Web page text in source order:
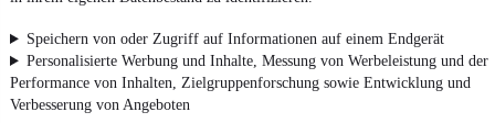
Speichern von oder Zugriff auf Informationen auf einem Endgerät
Personalisierte Werbung und Inhalte, Messung von Werbeleistung und der
Performance von Inhalten, Zielgruppenforschung sowie Entwicklung und
Verbesserung von Angeboten